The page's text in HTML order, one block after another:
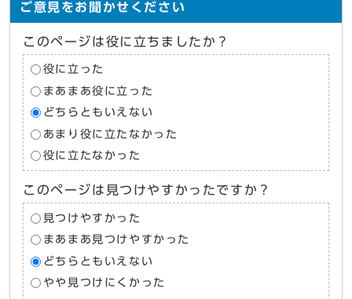
ご意見をお聞かせください
このページは役に立ちましたか？
役に立った
まあまあ役に立った
どちらともいえない
あまり役に立たなかった
役に立たなかった
このページは見つけやすかったですか？
見つけやすかった
まあまあ見つけやすかった
どちらともいえない
やや見つけにくかった